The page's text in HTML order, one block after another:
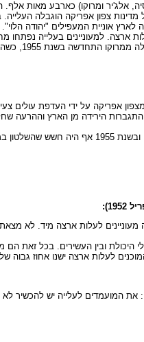
אלג'יר ומרוקו) כארבע מאות אלף.
צפון אפריקה הוגבלה העלייה.
נפתחו מחנות מעבר הן במרוקו (בקזבלנקה)
ושהשלטון יעבור מידי הצרפתים לידי התושבים המוסלמים.
1953 לנוכח הירידה בעלייה,
לעלות ארצה מיד. לא
היכולת ובין העשירים. בכל זאת
לעלות ארצה ישנו אחוז גבוה
את המועמדים לעלייה יש